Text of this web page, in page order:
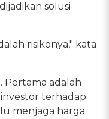
solusi
risikonya," kata
Pertama adalah
terhadap
menjaga harga